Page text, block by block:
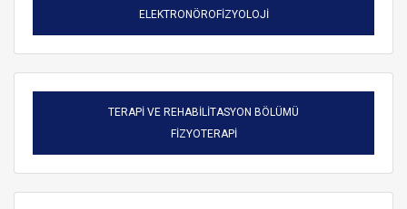
ELEKTRONÖROFİZYOLOJİ
TERAPİ VE REHABİLİTASYON BÖLÜMÜ
FİZYOTERAPİ